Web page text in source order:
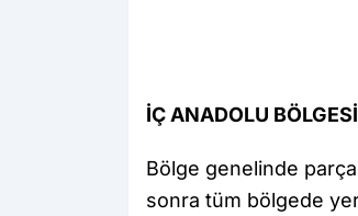
İÇ ANADOLU BÖLGESİ
Bölge genelinde
sonra tüm bölgede